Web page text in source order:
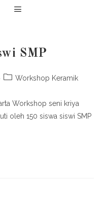
SMP
Workshop Keramik
Workshop seni kriya
oleh 150 siswa siswi SMP